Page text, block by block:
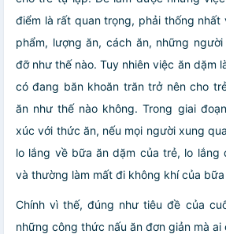
điểm là rất quan trọng, phải thống nhất
phẩm, lượng ăn, cách ăn, những
đỡ như thế nào. Tuy nhiên việc ăn dặm
có đang băn khoăn trăn trở nên cho
ăn như thế nào không. Trong giai
xúc với thức ăn, nếu mọi người xung
lo lắng về bữa ăn dặm của trẻ, lo lắng
và thường làm mất đi không khí của
Chính vì thế, đúng như tiêu đề của
những công thức nấu ăn đơn giản mà